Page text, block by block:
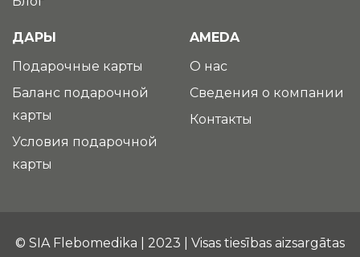
ДАРЫ
Подарочные карты
Баланс подарочной
карты
Условия подарочной
карты
AMEDA
О нас
Сведения о компании
Контакты
© SIA Flebomedika | 2023 | Visas tiesības aizsargātas